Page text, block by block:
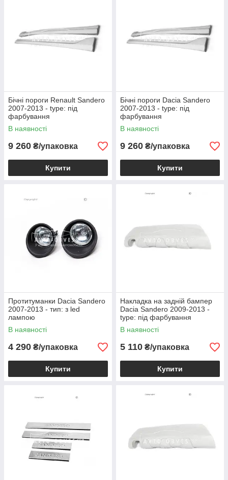
Бічні пороги Renault Sandero
2007-2013 - type: під
фарбування
В наявності
9 260 ₴/упаковка
Купити
Бічні пороги Dacia Sandero
2007-2013 - type: під
фарбування
В наявності
9 260 ₴/упаковка
Купити
Протитуманки Dacia Sandero
2007-2013 - тип: з led
лампою
В наявності
4 290 ₴/упаковка
Купити
Накладка на задній бампер
Dacia Sandero 2009-2013 -
type: під фарбування
В наявності
5 110 ₴/упаковка
Купити